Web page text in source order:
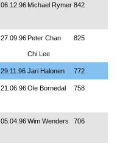
06.12.96 Michael Rymer 842
27.09.96Peter Chan
Chi Lee
825
29.11.96 Jari Halonen 772
21.06.96Ole Bornedal 758
05.04.96Wim Wenders 706